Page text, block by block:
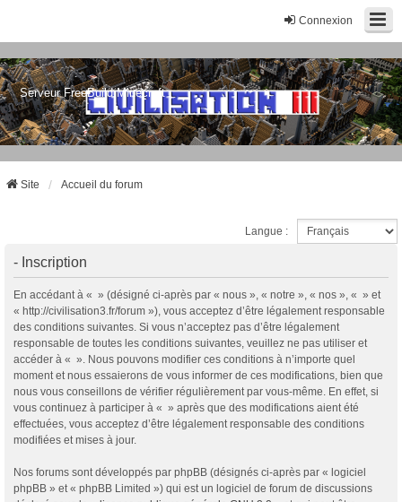
Connexion
Serveur FreeBuild Minecraft
Site Accueil du forum
Langue :
- Inscription
En accédant à « » (désigné ci-après par « nous », « notre », « nos », « » et
« http://civilisation3.fr/forum »), vous acceptez d’être légalement responsable
des conditions suivantes. Si vous n’acceptez pas d’être légalement
responsable de toutes les conditions suivantes, veuillez ne pas utiliser et
accéder à « ». Nous pouvons modifier ces conditions à n’importe quel
moment et nous essaierons de vous informer de ces modifications, bien que
nous vous conseillons de vérifier régulièrement par vous-même. En effet, si
vous continuez à participer à « » après que des modifications aient été
effectuées, vous acceptez d’être légalement responsable des conditions
modifiées et mises à jour.
Nos forums sont développés par phpBB (désignés ci-après par « logiciel
phpBB » et « phpBB Limited ») qui est un logiciel de forum de discussions